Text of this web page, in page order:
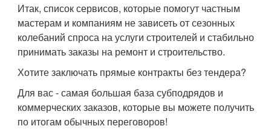
Итак, список сервисов, которые помогут частным
мастерам и компаниям не зависеть от сезонных
колебаний спроса на услуги строителей и стабильно
принимать заказы на ремонт и строительство.
Хотите заключать прямые контракты без тендера?
Для вас - самая большая база субподрядов и
коммерческих заказов, которые вы можете получить
по итогам обычных переговоров!